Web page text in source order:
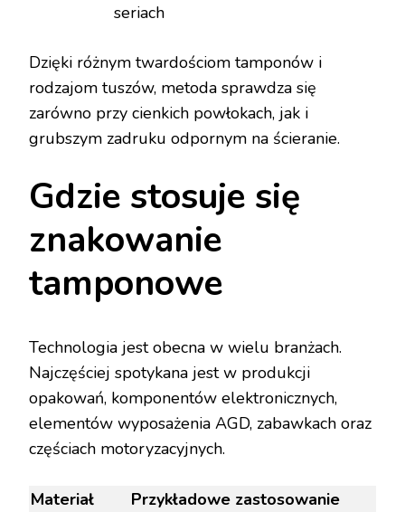
seriach
Dzięki różnym twardościom tamponów i
rodzajom tuszów, metoda sprawdza się
zarówno przy cienkich powłokach, jak i
grubszym zadruku odpornym na ścieranie.
Gdzie stosuje się
znakowanie
tamponowe
Technologia jest obecna w wielu branżach.
Najczęściej spotykana jest w produkcji
opakowań, komponentów elektronicznych,
elementów wyposażenia AGD, zabawkach oraz
częściach motoryzacyjnych.
Materiał Przykładowe zastosowanie